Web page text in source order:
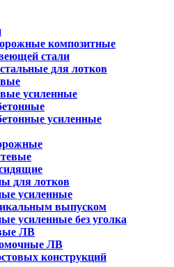
композитные
стали
для лотков
усиленные
усиленные
для лотков
усиленные
выпуском
усиленные без уголка
ЛВ
ЛВ
конструкций